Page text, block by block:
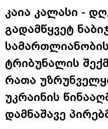
კაია კალასი -
გადამწყვეტ
ტრიბუნალის
რათა
უკრაინის
დამნაშავე